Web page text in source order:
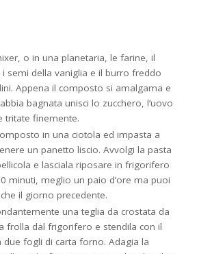
o in una planetaria, le farine, il
semi della vaniglia e il burro freddo
Appena il composto si amalgama e
bagnata unisci lo zucchero, l’uovo
tritate finemente.
in una ciotola ed impasta a
un panetto liscio. Avvolgi la pasta
e lasciala riposare in frigorifero
minuti, meglio un paio d’ore ma puoi
il giorno precedente.
una teglia da crostata da
frolla dal frigorifero e stendila con il
fogli di carta forno. Adagia la